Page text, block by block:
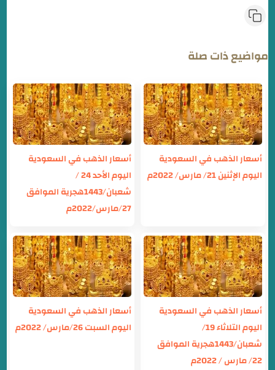
مواضيع ذات صلة
أسعار الذهب في السعودية
اليوم الإثنين 21/ مارس/ 2022م
أسعار الذهب في السعودية
اليوم الأحد 24 /
شعبان/1443هجرية الموافق
27/مارس/2022م
أسعار الذهب في السعودية
اليوم التلاثاء 19/
شعبان/1443هجرية الموافق
22/ مارس / 2022م
أسعار الذهب في السعودية
اليوم السبت 26/مارس/ 2022م